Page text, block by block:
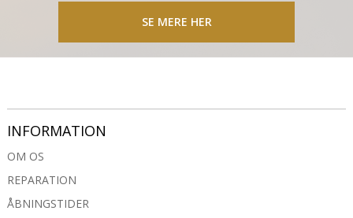
SE MERE HER
INFORMATION
OM OS
REPARATION
ÅBNINGSTIDER